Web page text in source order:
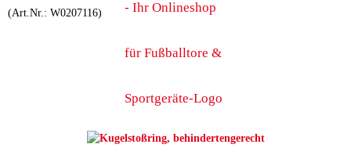
(Art.Nr.: W0207116)